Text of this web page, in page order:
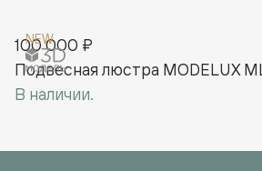
NEW
100 000 ₽
Подвесная люстра MODELUX
В наличии.